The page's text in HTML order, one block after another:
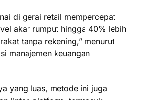
di gerai retail mempercepat
akar rumput hingga 40% lebih
tanpa rekening,” menurut
manajemen keuangan
yang luas, metode ini juga